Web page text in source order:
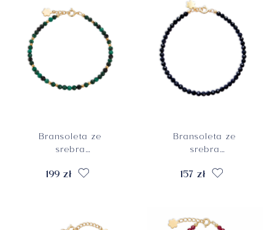
Bransoleta ze
srebra
malachitami, próba
199 zł
Bransoleta ze
srebra
nocą Kairu, próba
157 zł